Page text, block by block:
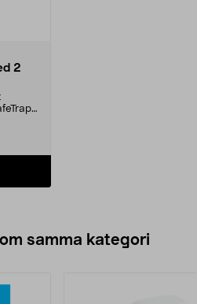
2
samma kategori